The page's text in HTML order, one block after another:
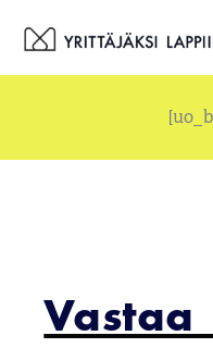
sisältöön
Vastaa